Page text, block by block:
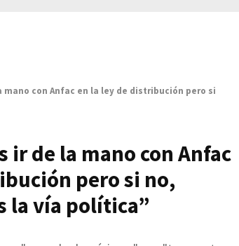
mano con Anfac en la ley de distribución pero si
ir de la mano con Anfac
pero si no,
la vía política”